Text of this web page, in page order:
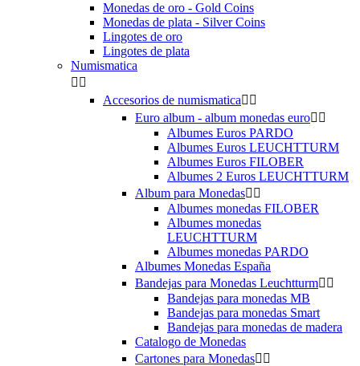
Monedas de oro - Gold Coins
Monedas de plata - Silver Coins
Lingotes de oro
Lingotes de plata
Numismatica
 
Accesorios de numismatica 
Euro album - album monedas euro 
Albumes Euros PARDO
Albumes Euros LEUCHTTURM
Albumes Euros FILOBER
Albumes 2 Euros LEUCHTTURM
Album para Monedas 
Albumes monedas FILOBER
Albumes monedas
LEUCHTTURM
Albumes monedas PARDO
Albumes Monedas España
Bandejas para Monedas Leuchtturm 
Bandejas para monedas MB
Bandejas para monedas Smart
Bandejas para monedas de madera
Catalogo de Monedas
Cartones para Monedas 